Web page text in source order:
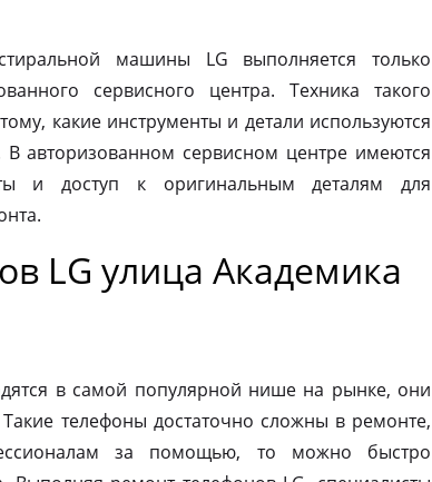
машины LG выполняется только
сервисного центра. Техника такого
какие инструменты и детали используются
авторизованном сервисном центре имеются
и доступ к оригинальным деталям для
LG улица Академика
в самой популярной нише на рынке, они
телефоны достаточно сложны в ремонте,
за помощью, то можно быстро